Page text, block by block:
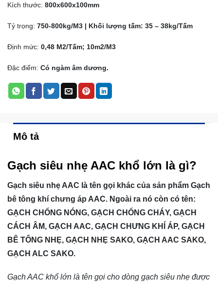
Kích thước: 800x600x100mm
Tỷ trọng: 750-800kg/M3 | Khối lượng tấm: 35 – 38kg/Tấm
Định mức: 0,48 M2/Tấm; 10m2/M3
Đặc điểm: Có ngàm âm dương.
Mô tả
Gạch siêu nhẹ AAC khổ lớn là gì?
Gạch siêu nhẹ AAC là tên gọi khác của sản phẩm Gạch
bê tông khí chưng áp AAC. Ngoài ra nó còn có tên:
GẠCH CHỐNG NÓNG, GẠCH CHỐNG CHÁY, GẠCH
CÁCH ÂM, GẠCH AAC, GẠCH CHƯNG KHÍ ÁP, GẠCH
BÊ TÔNG NHẸ, GẠCH NHẸ SAKO, GẠCH AAC SAKO,
GẠCH ALC SAKO.
Gạch AAC khổ lớn là tên gọi cho dòng gạch siêu nhẹ được